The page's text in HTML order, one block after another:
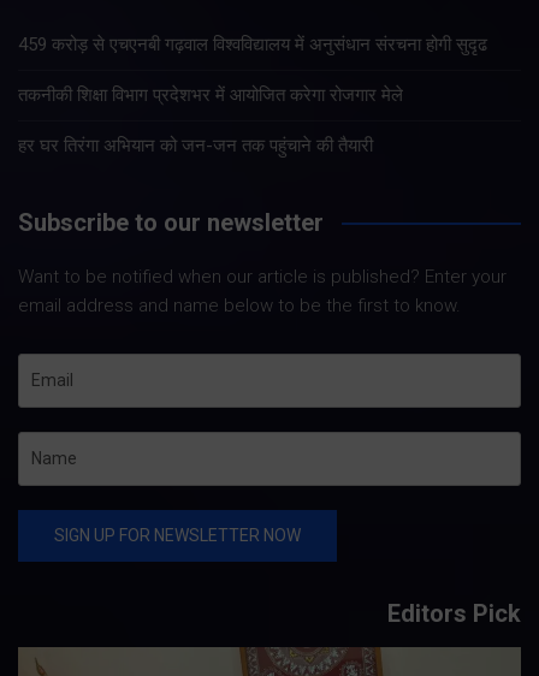
459 करोड़ से एचएनबी गढ़वाल विश्वविद्यालय में अनुसंधान संरचना होगी सुदृढ
तकनीकी शिक्षा विभाग प्रदेशभर में आयोजित करेगा रोजगार मेले
हर घर तिरंगा अभियान को जन-जन तक पहुंचाने की तैयारी
Subscribe to our newsletter
Want to be notified when our article is published? Enter your
email address and name below to be the first to know.
Editors Pick